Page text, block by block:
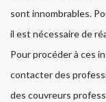
sont innombrables.
il est nécessaire de
Pour procéder à ces
contacter des
des couvreurs